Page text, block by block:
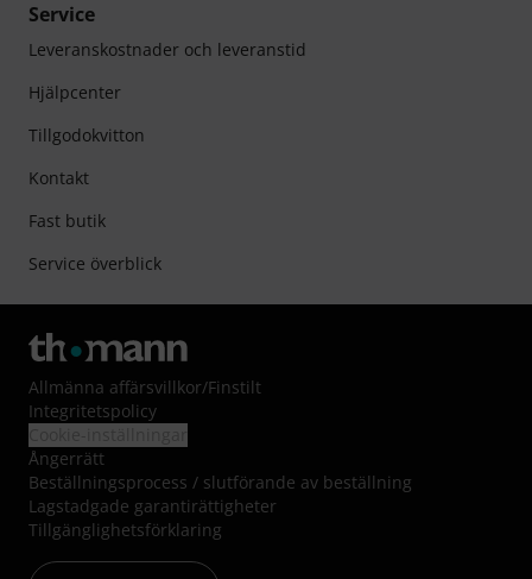
Service
Leveranskostnader och leveranstid
Hjälpcenter
Tillgodokvitton
Kontakt
Fast butik
Service överblick
Allmänna affärsvillkor/Finstilt
Integritetspolicy
Ångerrätt
Beställningsprocess / slutförande av beställning
Lagstadgade garantirättigheter
Tillgänglighetsförklaring